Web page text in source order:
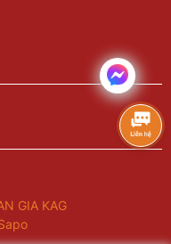
GIA KAG